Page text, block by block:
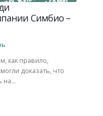
Симбио –
как правило,
доказать, что
на...